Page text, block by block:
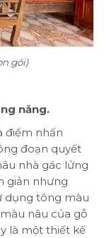
gói)
năng.
điểm nhấn
đoạn quyết
nhà gác lửng
giản nhưng
dụng tông màu
nâu của gỗ
là một thiết kế